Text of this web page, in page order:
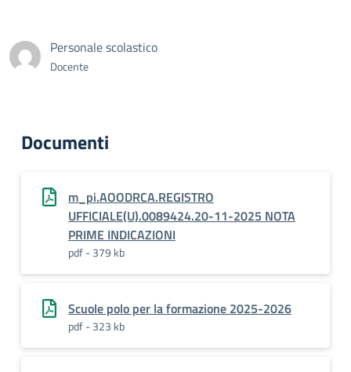
Personale scolastico
Docente
Documenti
m_pi.AOODRCA.REGISTRO
UFFICIALE(U).0089424.20-11-2025 NOTA
PRIME INDICAZIONI
pdf - 379 kb
Scuole polo per la formazione 2025-2026
pdf - 323 kb